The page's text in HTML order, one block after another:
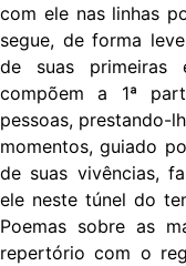
com ele nas linhas
segue, de forma
de suas primeiras
compõem a 1ª
pessoas, prestando-
momentos, guiado
de suas vivências,
ele neste túnel do
Poemas sobre as
repertório com o